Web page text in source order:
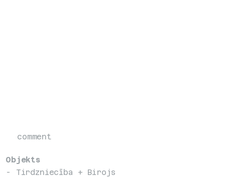
comment
Objekts
- Tirdzniecība + Birojs